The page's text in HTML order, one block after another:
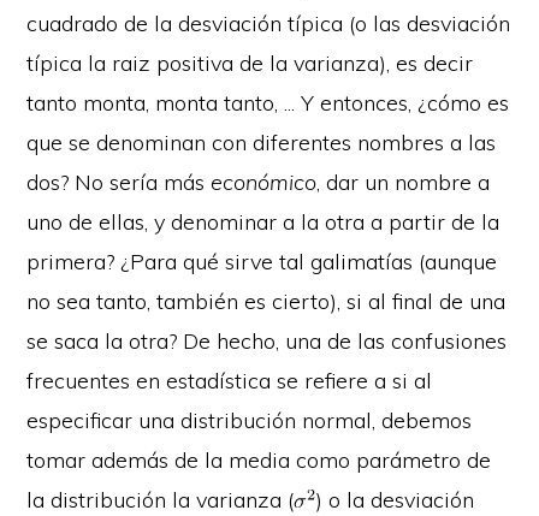
cuadrado de la desviación típica (o las desviación
típica la raiz positiva de la varianza), es decir
tanto monta, monta tanto, ... Y entonces, ¿cómo es
que se denominan con diferentes nombres a las
dos? No sería más económico, dar un nombre a
uno de ellas, y denominar a la otra a partir de la
primera? ¿Para qué sirve tal galimatías (aunque
no sea tanto, también es cierto), si al final de una
se saca la otra? De hecho, una de las confusiones
frecuentes en estadística se refiere a si al
especificar una distribución normal, debemos
tomar además de la media como parámetro de
la distribución la varianza (
) o la desviación